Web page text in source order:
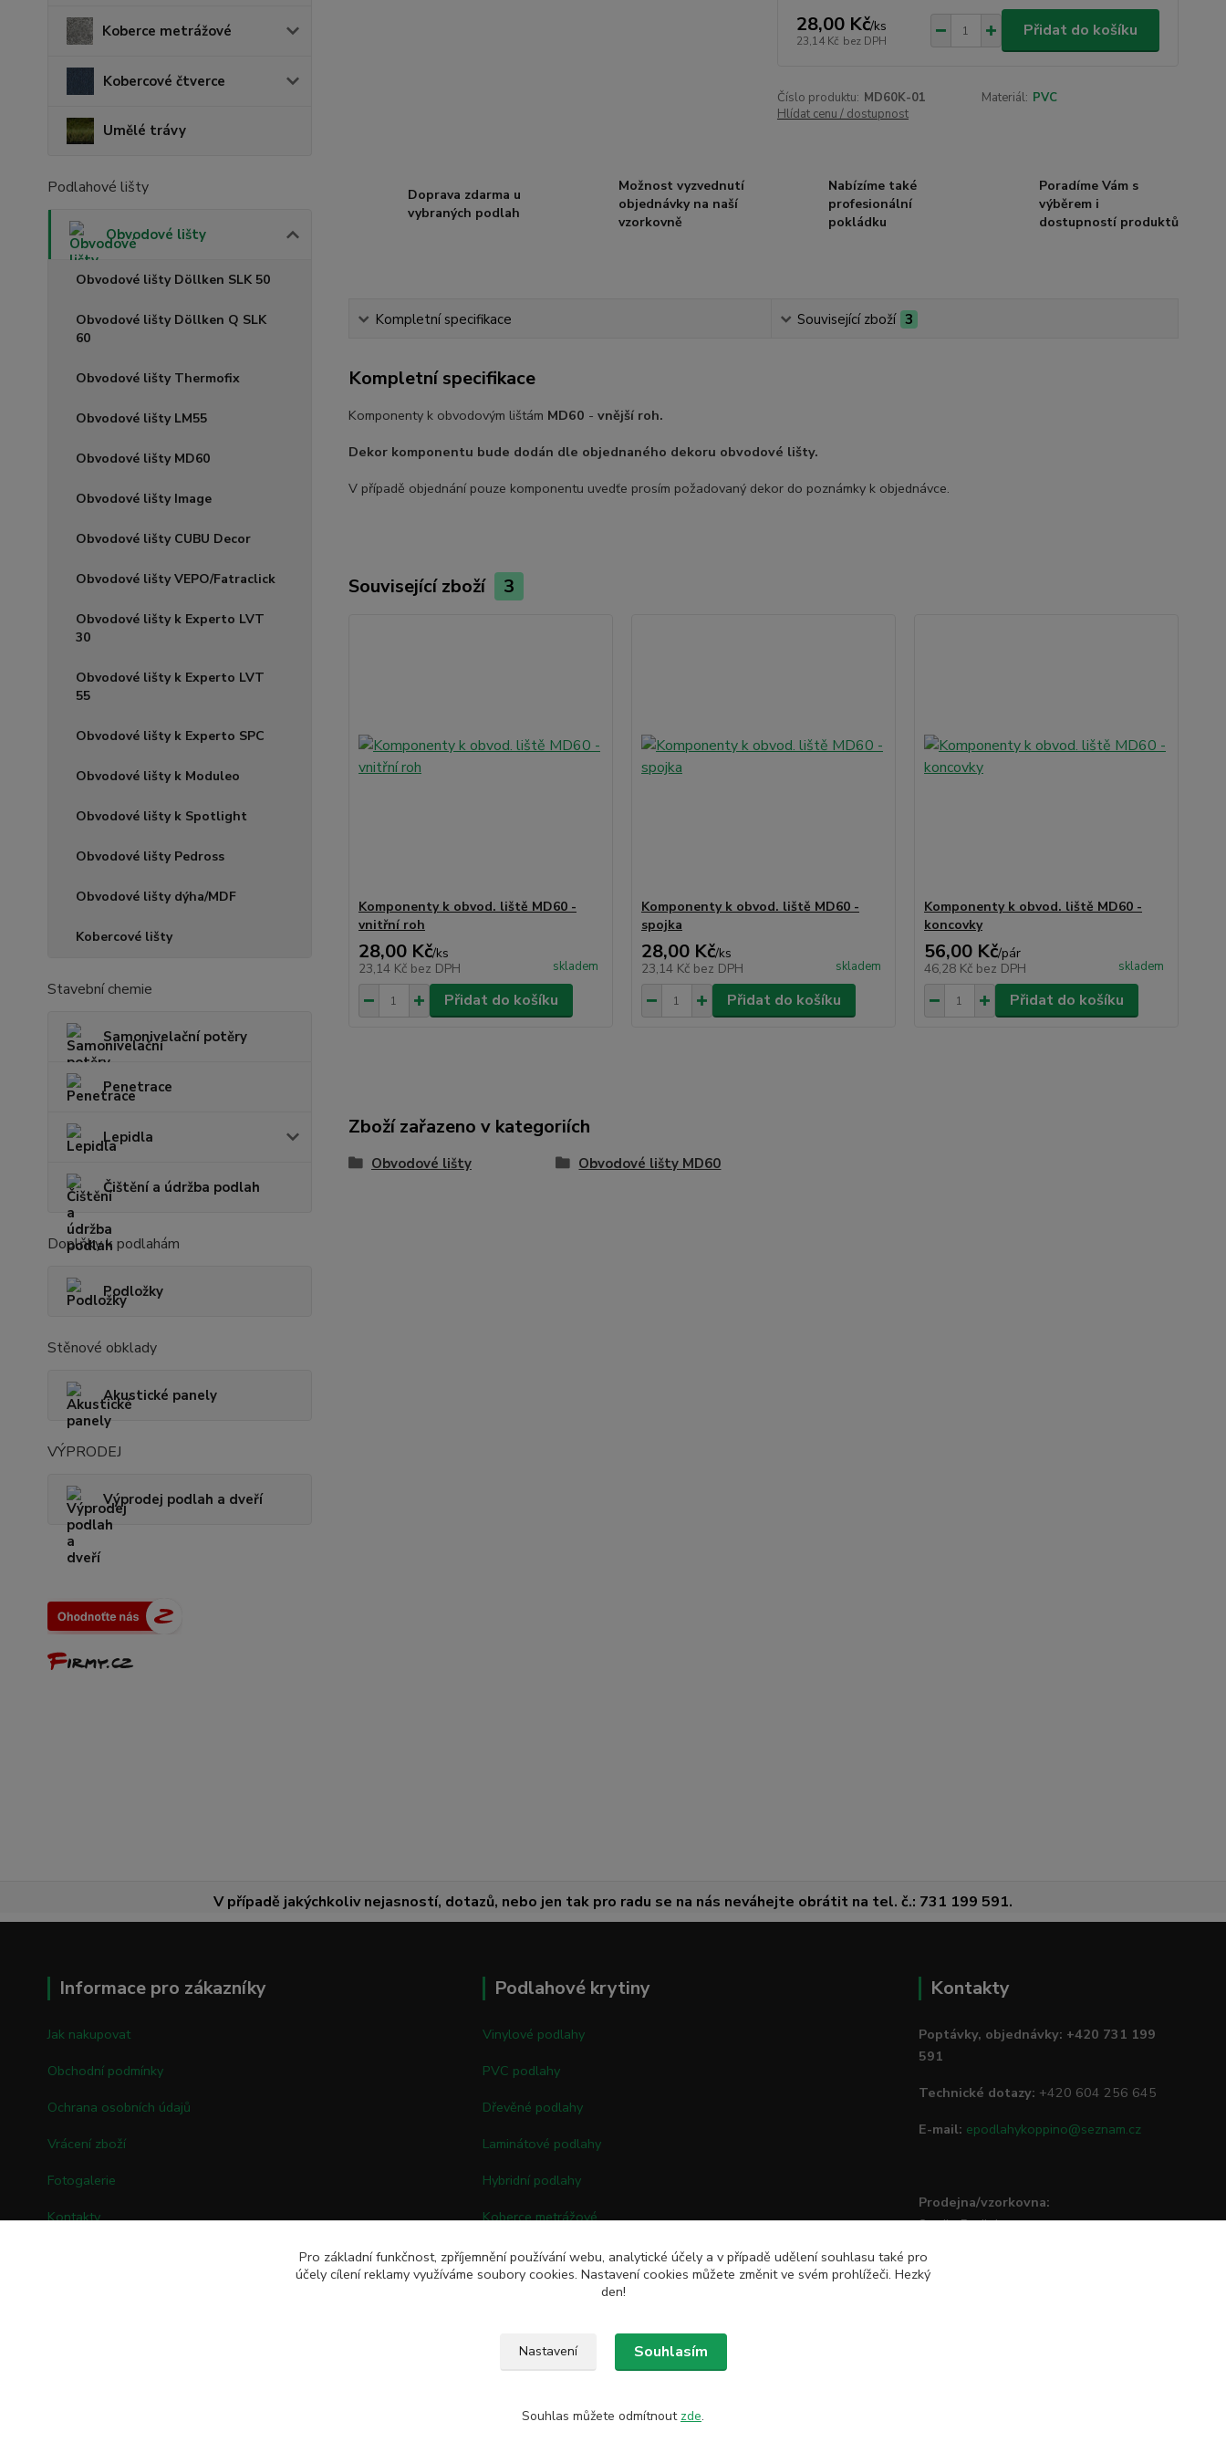
Koberce metrážové
Kobercové čtverce
Umělé trávy
Podlahové lišty
Obvodové lišty
Obvodové lišty Döllken SLK 50
Obvodové lišty Döllken Q SLK
60
Obvodové lišty Thermofix
Obvodové lišty LM55
Obvodové lišty MD60
Obvodové lišty Image
Obvodové lišty CUBU Decor
Obvodové lišty VEPO/Fatraclick
Obvodové lišty k Experto LVT
30
Obvodové lišty k Experto LVT
55
Obvodové lišty k Experto SPC
Obvodové lišty k Moduleo
Obvodové lišty k Spotlight
Obvodové lišty Pedross
Obvodové lišty dýha/MDF
Kobercové lišty
Stavební chemie
Samonivelační potěry
Penetrace
Lepidla
Čištění a údržba podlah
Doplňky k podlahám
Podložky
Stěnové obklady
Akustické panely
VÝPRODEJ
Výprodej podlah a dveří
28,00 Kč/ks
23,14 Kč bez DPH
Přidat do košíku
Číslo produktu: MD60K-01 Materiál: PVC
Hlídat cenu / dostupnost
Doprava zdarma u
vybraných podlah
Možnost vyzvednutí
objednávky na naší
vzorkovně
Nabízíme také
profesionální
pokládku
Poradíme Vám s
výběrem i
dostupností produktů
Kompletní specifikace Související zboží 3
Kompletní specifikace
Komponenty k obvodovým lištám MD60 - vnější roh.
Dekor komponentu bude dodán dle objednaného dekoru obvodové lišty.
V případě objednání pouze komponentu uvedťe prosím požadovaný dekor do poznámky k objednávce.
Související zboží 3
Komponenty k obvod. liště MD60 -
vnitřní roh
28,00 Kč/ks
23,14 Kč bez DPH skladem
Přidat do košíku
Komponenty k obvod. liště MD60 -
spojka
28,00 Kč/ks
23,14 Kč bez DPH skladem
Přidat do košíku
Komponenty k obvod. liště MD60 -
koncovky
56,00 Kč/pár
46,28 Kč bez DPH skladem
Přidat do košíku
Zboží zařazeno v kategoriích
Obvodové lišty Obvodové lišty MD60
V případě jakýchkoliv nejasností, dotazů, nebo jen tak pro radu se na nás neváhejte obrátit na tel. č.: 731 199 591.
Informace pro zákazníky
Jak nakupovat
Obchodní podmínky
Ochrana osobních údajů
Vrácení zboží
Fotogalerie
Kontakty
Podlahové krytiny
Vinylové podlahy
PVC podlahy
Dřevěné podlahy
Laminátové podlahy
Hybridní podlahy
Koberce metrážové
Kobercové čtverce
Kontakty
Poptávky, objednávky: +420 731 199
591
Technické dotazy: +420 604 256 645
E-mail: epodlahykoppino@seznam.cz
Prodejna/vzorkovna:
Studio Podlah
74801 Hlučín
Pro základní funkčnost, zpříjemnění používání webu, analytické účely a v případě udělení souhlasu také pro
účely cílení reklamy využíváme soubory cookies. Nastavení cookies můžete změnit ve svém prohlížeči. Hezký
den!
Nastavení Souhlasím
Souhlas můžete odmítnout zde.